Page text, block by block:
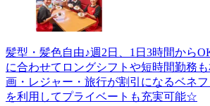
髪型・髪色自由♪週2日、1日3時間から
に合わせてロングシフトや短時間勤務
画・レジャー・旅行が割引になるベネ
を利用してプライベートも充実可能☆